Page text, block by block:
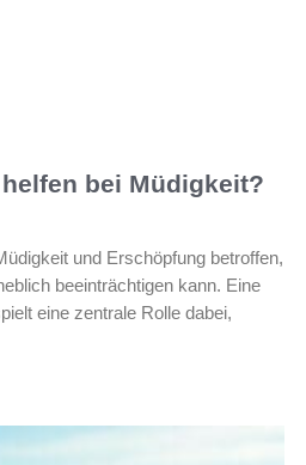
bei Müdigkeit?
und Erschöpfung betroffen,
beeinträchtigen kann. Eine
eine zentrale Rolle dabei,